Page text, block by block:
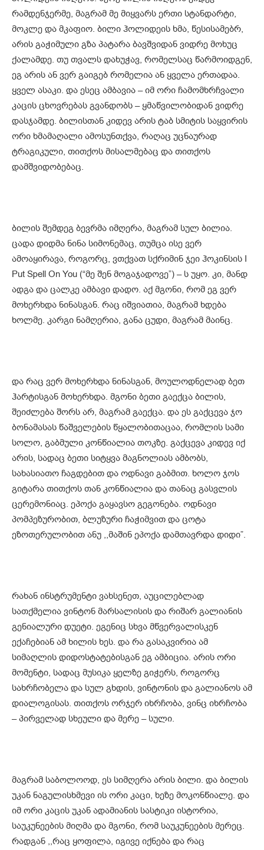
რამდენჯერმე, მაგრამ მე მიყვარს ერთი სტანდარტი,
მოკლე და მკაფიო. ბილი ჰოლიდეის ხმა, წესისამებრ,
არის გაჭიმული გზა პატარა ბავშვიდან ვიდრე მოხუც
ქალამდე. თუ თვალს დახუჭავ, რომელსაც წარმოიდგენ,
ეგ არის ან ვერ გაიგებ რომელია ან ყველა ერთადაა.
ყველ ასაკი. და ესეც ამბავია – იმ ორი ჩამომხრჩვალი
კაცის ცხოვრებას გვანდობს – ყმაწვილობიდან ვიდრე
დასჯამდე. ბილისთან კიდევ არის ტაბ სმიტის საყვირის
ორი ხმამაღალი ამოსუნთქვა, რაღაც უცნაურად
ტრაგიკული, თითქოს მისალმებაც და თითქოს
დამშვიდობებაც.
ბილის შემდეგ ბევრმა იმღერა, მაგრამ სულ ბილია.
ცადა დიდმა ნინა სიმონემაც, თუმცა ისე ვერ
ამოაყირავა, როგორც, ვთქვათ სქრიმინ ჯეი ჰოკინსის I
Put Spell On You (“მე შენ მოგაჯადოვე”) – ს უყო. კი, მანდ
ადგა და ცალკე ამბავი დადო. აქ მგონი, რომ ეგ ვერ
მოხერხდა ნინასგან. რაც იშვიათია, მაგრამ ხდება
ხოლმე. კარგი ნამღერია, განა ცუდი, მაგრამ მაინც.
და რაც ვერ მოხერხდა ნინასგან, მოულოდნელად ბეთ
ჰარტისგან მოხერხდა. მგონი ბეთი გაექცა ბილის,
შეიძლება შორს არ, მაგრამ გაექცა. და ეს გაქცევა ჯო
ბონამასას წაშველების წყალობითაცაა, რომლის სამი
სოლო, გაბმული კონწიალია თოკზე. გაქცევა კიდევ იქ
არის, სადაც ბეთი სიტყვა მაგნოლიას ამბობს,
სახასიათო ჩაგდებით და ოდნავი გაბმით. ხოლო ჯოს
გიტარა თითქოს თან კონწიალია და თანაც გასვლის
ცერემონიაც. ეპოქა გაყავსო გეგონება. ოდნავი
პომპეზურობით, ბლუზური ჩაჭიმვით და ცოტა
ეზოთერულობით ანუ ,,მაშინ ეპოქა დამთავრდა დიდი”.
რახან ინსტრუმენტი ვახსენეთ, აუცილებლად
სათქმელია ვინტონ მარსალისის და რიშარ გალიანის
გენიალური დუეტი. ეგენიც სხვა მწვერვალისკენ
ექაჩებიან ამ ხილის ხეს. და რა გასაკვირია ამ
სიმაღლის დიდოსტატებისგან ეგ ამბიცია. არის ორი
მომენტი, სადაც მუსიკა ყელზე გიჭერს, როგორც
სახრჩობელა და სულ გხდის, ვინტონის და გალიანოს ამ
დიალოგისას. თითქოს ორჯერ იხრჩობა, ვინც იხრჩობა
– პირველად სხეული და მერე – სული.
მაგრამ საბოლოოდ, ეს სიმღერა არის ბილი. და ბილის
უკან ნაგულისხმევი ის ორი კაცი, ხეზე მოკონწიალე. და
იმ ორი კაცის უკან ადამიანის სასტიკი ისტორია,
საუკუნეების მიღმა და მგონი, რომ საუკუნეების მერეც.
რადგან ,,რაც ყოფილა, იგივე იქნება და რაც